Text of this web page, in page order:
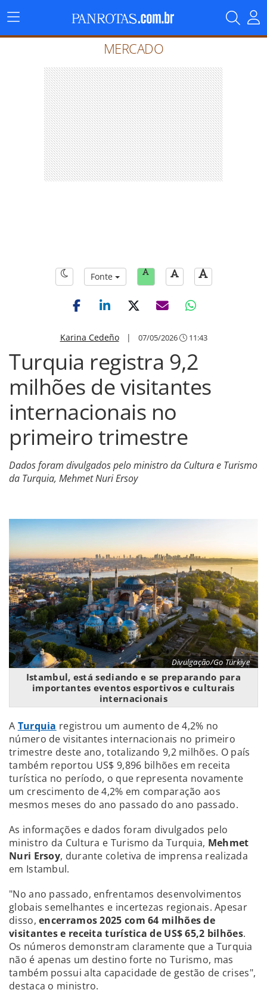
Menu
Principal
MERCADO
Fonte
Karina Cedeño| 07/05/2026 11:43
Turquia registra 9,2
milhões de visitantes
internacionais no
primeiro trimestre
Dados foram divulgados pelo ministro da Cultura e Turismo
da Turquia, Mehmet Nuri Ersoy
Divulgação/Go Türkiye
Istambul, está sediando e se preparando para
importantes eventos esportivos e culturais
internacionais
A Turquia registrou um aumento de 4,2% no
número de visitantes internacionais no primeiro
trimestre deste ano, totalizando 9,2 milhões. O país
também reportou US$ 9,896 bilhões em receita
turística no período, o que representa novamente
um crescimento de 4,2% em comparação aos
mesmos meses do ano passado do ano passado.
As informações e dados foram divulgados pelo
ministro da Cultura e Turismo da Turquia, Mehmet
Nuri Ersoy, durante coletiva de imprensa realizada
em Istambul.
"No ano passado, enfrentamos desenvolvimentos
globais semelhantes e incertezas regionais. Apesar
disso,encerramos 2025 com 64 milhões de
visitantes e receita turística de US$ 65,2 bilhões.
Os números demonstram claramente que a Turquia
não é apenas um destino forte no Turismo, mas
também possui alta capacidade de gestão de crises",
destaca o ministro.